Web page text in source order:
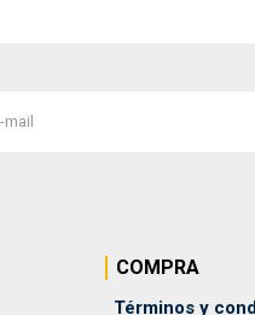
COMPRA
Términos y